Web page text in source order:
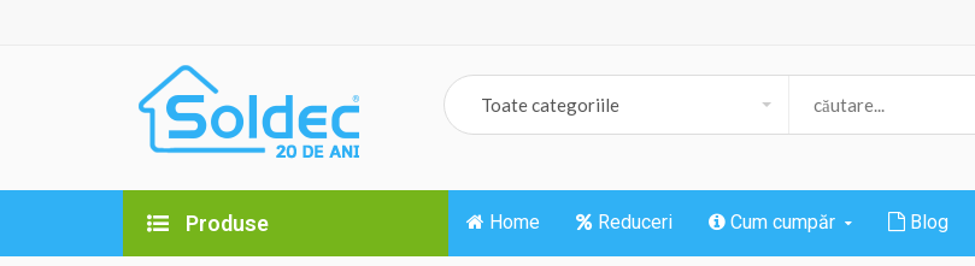
Produse Home Reduceri Cum cumpăr Blog